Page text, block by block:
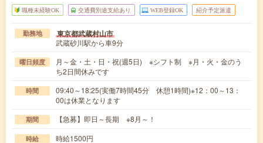
職種未経験OK 交通費別途支給あり WEB登録OK 紹介予定派遣
勤務地 東京都武蔵村山市
武蔵砂川駅から車9分
曜日頻度
月～金・土・日・祝(週5日) ※シフト制 ※月・火・金のう
ち2日間休みです
時間
09:40～18:25(実働7時間45分 休憩1時間)※12：00～13：
00は休業となります
期間 【急募】即日～長期 ※8月～！
時給 時給1500円